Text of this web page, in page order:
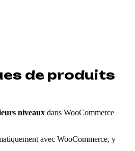
de produits
niveaux dans WooCommerce
avec WooCommerce, y